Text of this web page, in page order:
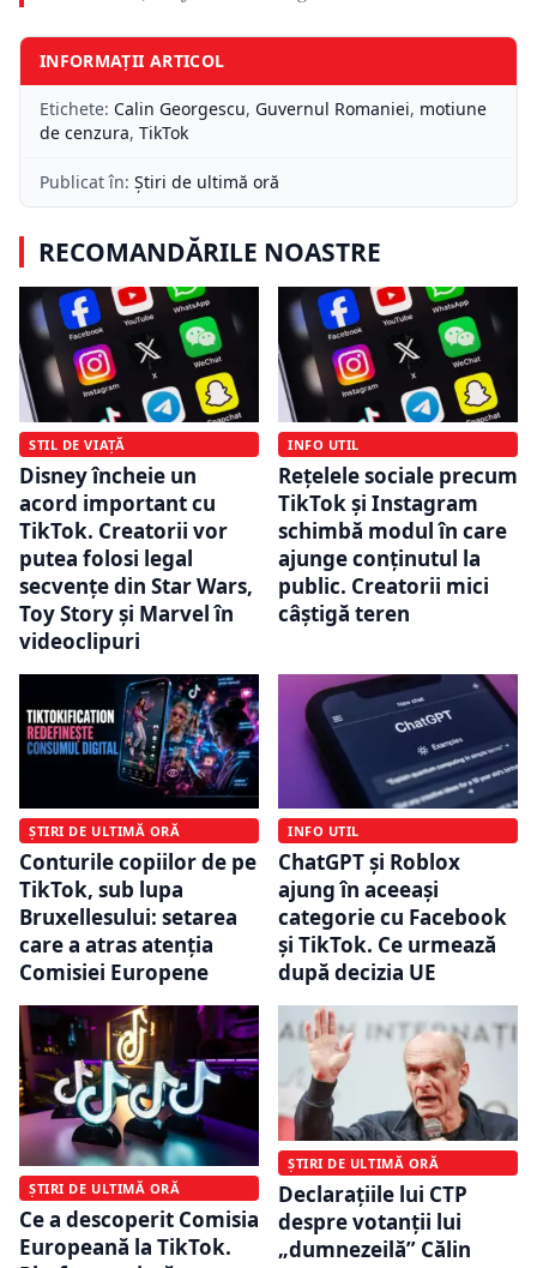
INFORMAȚII ARTICOL
Etichete: Calin Georgescu, Guvernul Romaniei, motiune
de cenzura, TikTok
Publicat în: Știri de ultimă oră
RECOMANDĂRILE NOASTRE
STIL DE VIAȚĂ
Disney încheie un
acord important cu
TikTok. Creatorii vor
putea folosi legal
secvențe din Star Wars,
Toy Story și Marvel în
videoclipuri
INFO UTIL
Rețelele sociale precum
TikTok și Instagram
schimbă modul în care
ajunge conținutul la
public. Creatorii mici
câștigă teren
ȘTIRI DE ULTIMĂ ORĂ
Conturile copiilor de pe
TikTok, sub lupa
Bruxellesului: setarea
care a atras atenția
Comisiei Europene
INFO UTIL
ChatGPT și Roblox
ajung în aceeași
categorie cu Facebook
și TikTok. Ce urmează
după decizia UE
ȘTIRI DE ULTIMĂ ORĂ
Ce a descoperit Comisia
Europeană la TikTok.
ȘTIRI DE ULTIMĂ ORĂ
Declarațiile lui CTP
despre votanții lui
„dumnezeilă” Călin